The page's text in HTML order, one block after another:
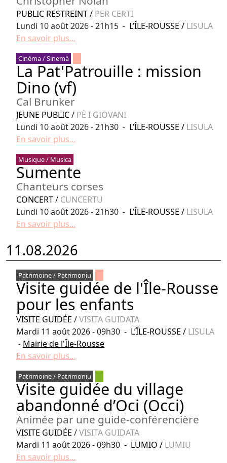
PUBLIC RESTREINT/ PER CERTI
Lundi 10 août 2026 - 21h15 - L’ÎLE-ROUSSE / LISULA
En savoir plus...
Cinéma / Sinemà
La Pat'Patrouille : mission
Dino (vf)
Cal Brunker
JEUNE PUBLIC/ PÈ I GIOVANI
Lundi 10 août 2026 - 21h30 - L’ÎLE-ROUSSE / LISULA
En savoir plus...
Musique / Musica
Sumente
Chanteurs corses
CONCERT/ CUNCERTU
Lundi 10 août 2026 - 21h30 - L’ÎLE-ROUSSE / LISULA
En savoir plus...
11.08.2026
Patrimoine / Patrimoniu
Visite guidée de l'Île-Rousse
pour les enfants
VISITE GUIDÉE /VISITA GUIDATA
Mardi 11 août 2026 - 09h30 - L’ÎLE-ROUSSE / LISULA
- Mairie de l'Île-Rousse
En savoir plus...
Patrimoine / Patrimoniu
Visite guidée du village
abandonné d’Oci (Occi)
Animée par une guide-conférencière
VISITE GUIDÉE /VISITA GUIDATA
Mardi 11 août 2026 - 09h30 - LUMIO / LUMIU
En savoir plus...